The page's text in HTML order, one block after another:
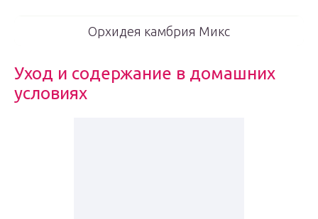
Орхидея камбрия Микс
Уход и содержание в домашних
условиях